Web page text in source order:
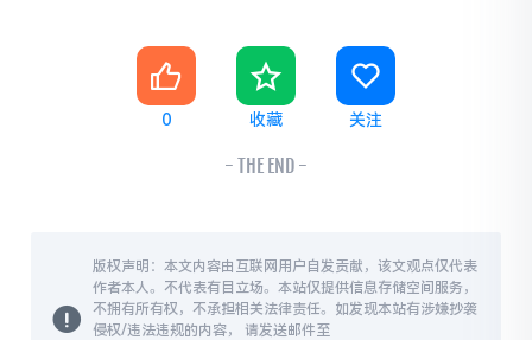
0 收藏 关注
- THE END -
版权声明：本文内容由互联网用户自发贡献，该文观点仅代表
作者本人。不代表有目立场。本站仅提供信息存储空间服务，
不拥有所有权，不承担相关法律责任。如发现本站有涉嫌抄袭
侵权/违法违规的内容， 请发送邮件至